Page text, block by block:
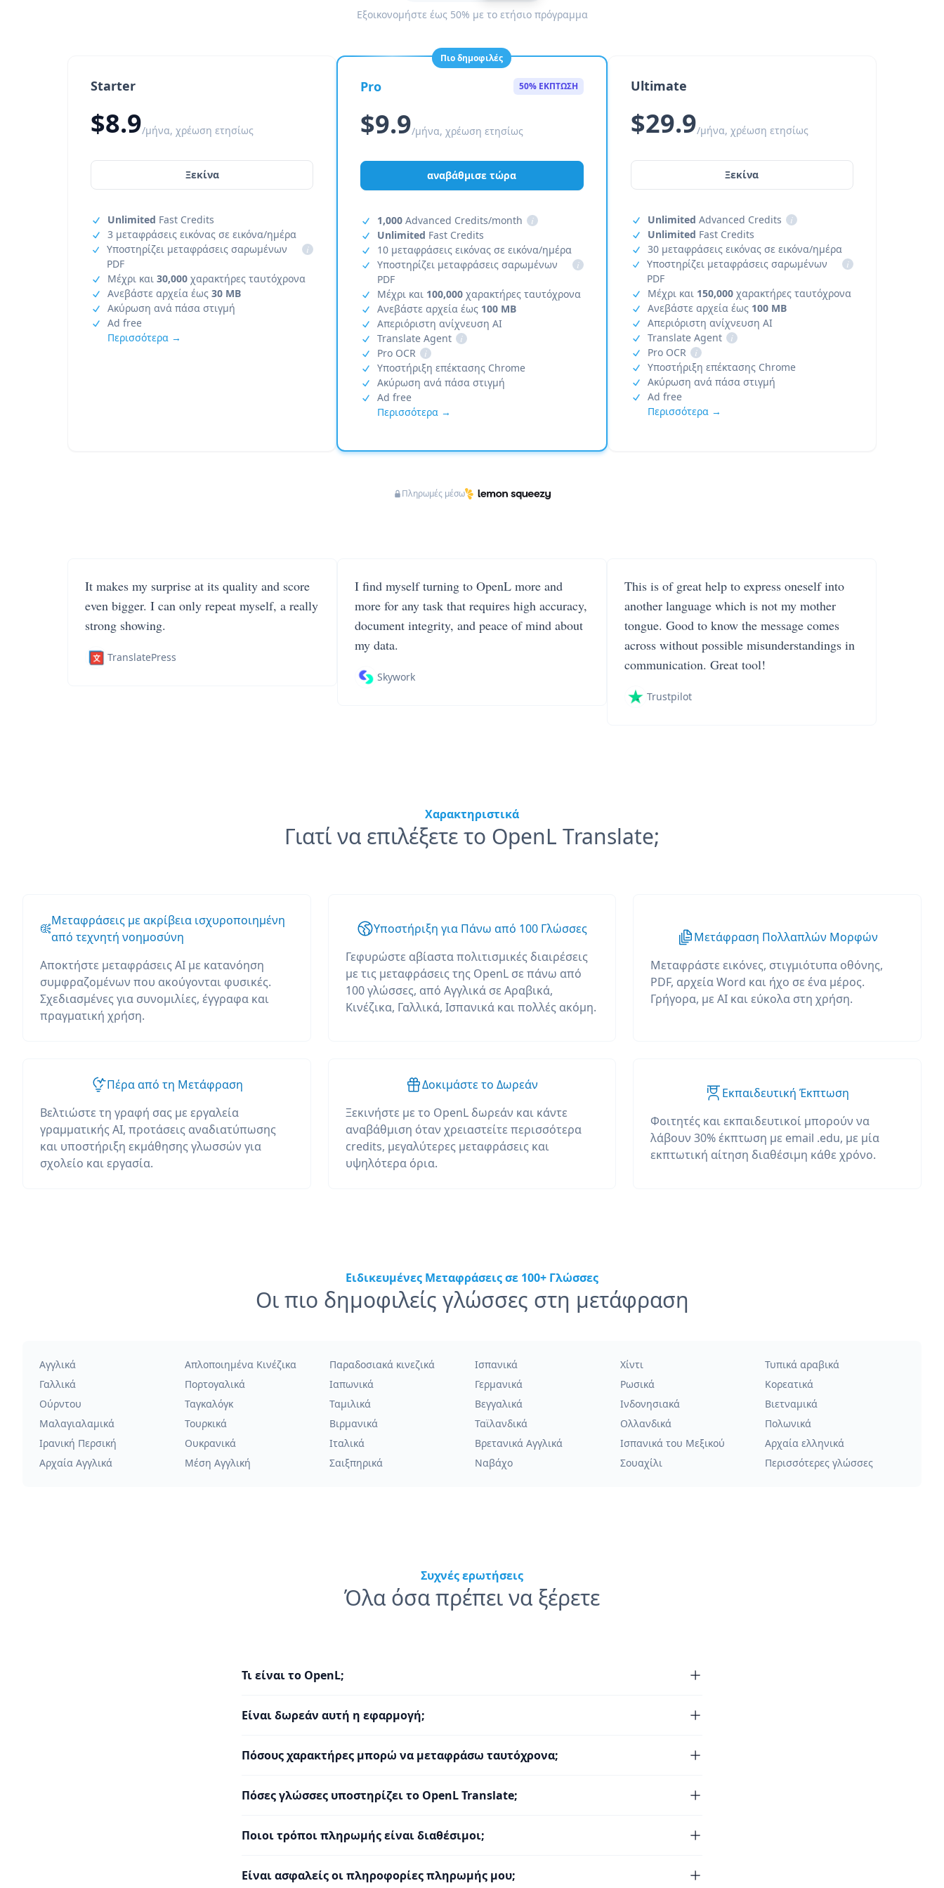
Εξοικονομήστε έως 50% με το ετήσιο πρόγραμμα
Starter
$8.9/μήνα, χρέωση ετησίως
Ξεκίνα
Unlimited Fast Credits
3 μεταφράσεις εικόνας σε εικόνα/ημέρα
Υποστηρίζει μεταφράσεις σαρωμένων
PDF
i
Μέχρι και 30,000 χαρακτήρες ταυτόχρονα
Ανεβάστε αρχεία έως 30 MB
Ακύρωση ανά πάσα στιγμή
Ad free
Περισσότερα →
Πιο δημοφιλές
Pro 50% ΕΚΠΤΩΣΗ
$9.9/μήνα, χρέωση ετησίως
αναβάθμισε τώρα
1,000 Advanced Credits/month
i
Unlimited Fast Credits
10 μεταφράσεις εικόνας σε εικόνα/ημέρα
Υποστηρίζει μεταφράσεις σαρωμένων
PDF
i
Μέχρι και 100,000 χαρακτήρες ταυτόχρονα
Ανεβάστε αρχεία έως 100 MB
Απεριόριστη ανίχνευση AI
Translate Agent
i
Pro OCR
i
Υποστήριξη επέκτασης Chrome
Ακύρωση ανά πάσα στιγμή
Ad free
Περισσότερα →
Ultimate
$29.9/μήνα, χρέωση ετησίως
Ξεκίνα
Unlimited Advanced Credits
i
Unlimited Fast Credits
30 μεταφράσεις εικόνας σε εικόνα/ημέρα
Υποστηρίζει μεταφράσεις σαρωμένων
PDF
i
Μέχρι και 150,000χαρακτήρες ταυτόχρονα
Ανεβάστε αρχεία έως 100 MB
Απεριόριστη ανίχνευση AI
Translate Agent
i
Pro OCR
i
Υποστήριξη επέκτασης Chrome
Ακύρωση ανά πάσα στιγμή
Ad free
Περισσότερα →
Πληρωμές μέσω
It makes my surprise at its quality and score
even bigger. I can only repeat myself, a really
strong showing.
TranslatePress
I find myself turning to OpenL more and
more for any task that requires high accuracy,
document integrity, and peace of mind about
my data.
Skywork
This is of great help to express oneself into
another language which is not my mother
tongue. Good to know the message comes
across without possible misunderstandings in
communication. Great tool!
Trustpilot
Χαρακτηριστικά
Γιατί να επιλέξετε το OpenL Translate;
Μεταφράσεις με ακρίβεια ισχυροποιημένη
από τεχνητή νοημοσύνη
Αποκτήστε μεταφράσεις AI με κατανόηση
συμφραζομένων που ακούγονται φυσικές.
Σχεδιασμένες για συνομιλίες, έγγραφα και
πραγματική χρήση.
Υποστήριξη για Πάνω από 100 Γλώσσες
Γεφυρώστε αβίαστα πολιτισμικές διαιρέσεις
με τις μεταφράσεις της OpenL σε πάνω από
100 γλώσσες, από Αγγλικά σε Αραβικά,
Κινέζικα, Γαλλικά, Ισπανικά και πολλές ακόμη.
Μετάφραση Πολλαπλών Μορφών
Μεταφράστε εικόνες, στιγμιότυπα οθόνης,
PDF, αρχεία Word και ήχο σε ένα μέρος.
Γρήγορα, με AI και εύκολα στη χρήση.
Πέρα από τη Μετάφραση
Βελτιώστε τη γραφή σας με εργαλεία
γραμματικής AI, προτάσεις αναδιατύπωσης
και υποστήριξη εκμάθησης γλωσσών για
σχολείο και εργασία.
Δοκιμάστε το Δωρεάν
Ξεκινήστε με το OpenL δωρεάν και κάντε
αναβάθμιση όταν χρειαστείτε περισσότερα
credits, μεγαλύτερες μεταφράσεις και
υψηλότερα όρια.
Εκπαιδευτική Έκπτωση
Φοιτητές και εκπαιδευτικοί μπορούν να
λάβουν 30% έκπτωση με email .edu, με μία
εκπτωτική αίτηση διαθέσιμη κάθε χρόνο.
Ειδικευμένες Μεταφράσεις σε 100+ Γλώσσες
Οι πιο δημοφιλείς γλώσσες στη μετάφραση
Αγγλικά Απλοποιημένα Κινέζικα Παραδοσιακά κινεζικά Ισπανικά Χίντι
Τυπικά αραβικά
Γαλλικά
Πορτογαλικά Ιαπωνικά Γερμανικά Ρωσικά
Κορεατικά
Ούρντου
Ταγκαλόγκ Ταμιλικά Βεγγαλικά Ινδονησιακά
Βιετναμικά
Μαλαγιαλαμικά
Τουρκικά Βιρμανικά Ταϊλανδικά Ολλανδικά
Πολωνικά
Ιρανική Περσική
Ουκρανικά Ιταλικά Βρετανικά Αγγλικά Ισπανικά του Μεξικού
Αρχαία ελληνικά
Αρχαία Αγγλικά
Μέση Αγγλική Σαιξπηρικά Ναβάχο Σουαχίλι Περισσότερες γλώσσες
Συχνές ερωτήσεις
Όλα όσα πρέπει να ξέρετε
Τι είναι το OpenL;
Είναι δωρεάν αυτή η εφαρμογή;
Πόσους χαρακτήρες μπορώ να μεταφράσω ταυτόχρονα;
Πόσες γλώσσες υποστηρίζει το OpenL Translate;
Ποιοι τρόποι πληρωμής είναι διαθέσιμοι;
Είναι ασφαλείς οι πληροφορίες πληρωμής μου;